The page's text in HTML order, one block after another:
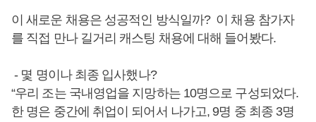
이 새로운 채용은 성공적인 방식일까? 이 채용 참가자
를 직접 만나 길거리 캐스팅 채용에 대해 들어봤다.
- 몇 명이나 최종 입사했나?
“우리 조는 국내영업을 지망하는 10명으로 구성되었다.
한 명은 중간에 취업이 되어서 나가고, 9명 중 최종 3명